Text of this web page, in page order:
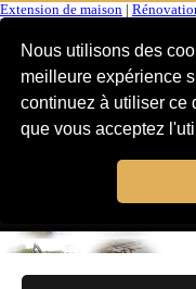
Nous utilisons des
meilleure expérience
continuez à utiliser ce
que vous acceptez
Extension de maison